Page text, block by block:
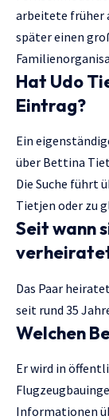
arbeitete früher
später einen
Hat Udo
Eintrag?
Ein
über Bettina
Die Suche führt
Tietjen oder zu
Seit wann
Das Paar
seit rund 35
Welchen
Er wird in
Informationen